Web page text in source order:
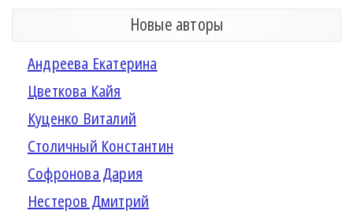
Новые авторы
Андреева Екатерина
Цветкова Кайя
Куценко Виталий
Столичный Константин
Софронова Дария
Нестеров Дмитрий